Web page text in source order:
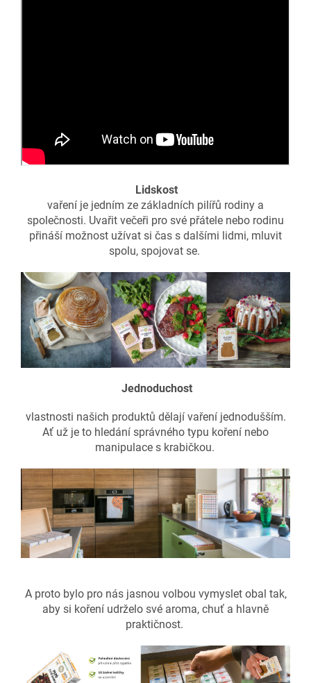
Lidskost
vaření je jedním ze základních pilířů rodiny a
společnosti. Uvařit večeři pro své přátele nebo rodinu
přináší možnost užívat si čas s dalšími lidmi, mluvit
spolu, spojovat se.
Jednoduchost
vlastnosti našich produktů dělají vaření jednodušším.
Ať už je to hledání správného typu koření nebo
manipulace s krabičkou.
A proto bylo pro nás jasnou volbou vymyslet obal tak,
aby si koření udrželo své aroma, chuť a hlavně
praktičnost.